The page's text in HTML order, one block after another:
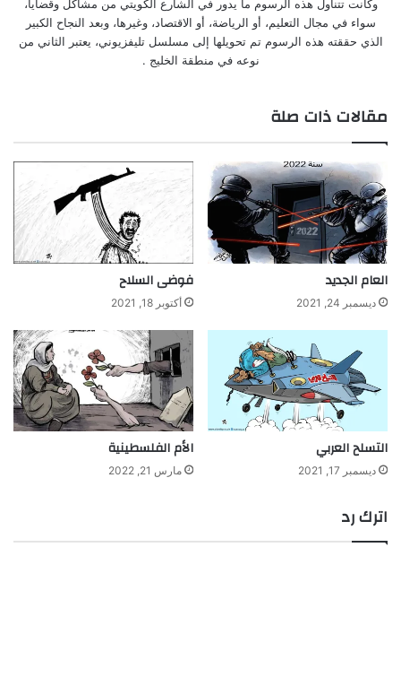
وكانت تتناول هذه الرسوم ما يدور في الشارع الكويتي من مشاكل وقضايا،
سواء في مجال التعليم، أو الرياضة، أو الاقتصاد، وغيرها، وبعد النجاح الكبير
الذي حققته هذه الرسوم تم تحويلها إلى مسلسل تليفزيوني، يعتبر الثاني من
نوعه في منطقة الخليج .
مقالات ذات صلة
العام الجديد
ديسمبر 24, 2021
فوضى السلاح
أكتوبر 18, 2021
التسلح العربي
ديسمبر 17, 2021
الأم الفلسطينية
مارس 21, 2022
اترك رد